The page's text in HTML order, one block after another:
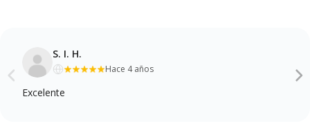
S. I. H.
Hace 4 años
Excelente